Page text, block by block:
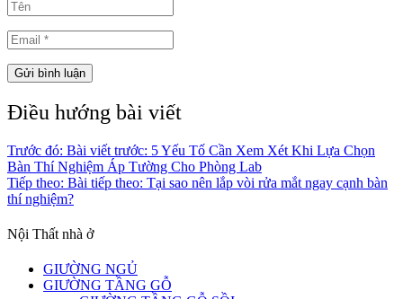
Điều hướng bài viết
Trước đó: Bài viết trước: 5 Yếu Tố Cần Xem Xét Khi Lựa Chọn
Bàn Thí Nghiệm Áp Tường Cho Phòng Lab
Tiếp theo: Bài tiếp theo: Tại sao nên lắp vòi rửa mắt ngay cạnh bàn
thí nghiệm?
Nội Thất nhà ở
GIƯỜNG NGỦ
GIƯỜNG TẦNG GỖ